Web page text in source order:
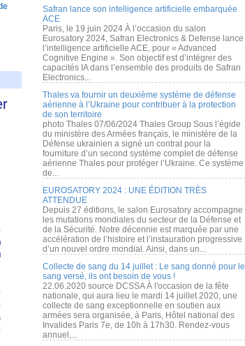
Safran lance son intelligence artificielle embarquée
ACE
Paris, le 19 juin 2024 À l’occasion du salon
Eurosatory 2024, Safran Electronics & Defense lance
l’intelligence artificielle ACE, pour « Advanced
Cognitive Engine ». Son objectif est d’intégrer des
capacités IA dans l’ensemble des produits de Safran
Electronics...
Thales va fournir un deuxième système de défense
aérienne à l’Ukraine pour contribuer à la protection
de son territoire
photo Thales 07/06/2024 Thales Group Sous l’égide
du ministère des Armées français, le ministère de la
Défense ukrainien a signé un contrat pour la
fourniture d’un second système complet de défense
aérienne Thales pour protéger l’Ukraine. Ce système
de...
EUROSATORY 2024 : UNE ÉDITION TRÈS
ATTENDUE
Depuis 27 éditions, le salon Eurosatory accompagne
les mutations mondiales du secteur de la Défense et
de la Sécurité. Notre décennie est marquée par une
accélération de l’histoire et l’instauration progressive
d’un nouvel ordre mondial. Ainsi, dans un...
Collecte de sang du 14 juillet : Le sang donné pour le
sang versé, ils ont besoin de vous !
22.06.2020 source DCSSA À l'occasion de la fête
nationale, qui aura lieu le mardi 14 juillet 2020, une
collecte de sang exceptionnelle en soutien aux
armées sera organisée, à Paris, Hôtel national des
Invalides Paris 7e, de 10h à 17h30. Rendez-vous
annuel,...